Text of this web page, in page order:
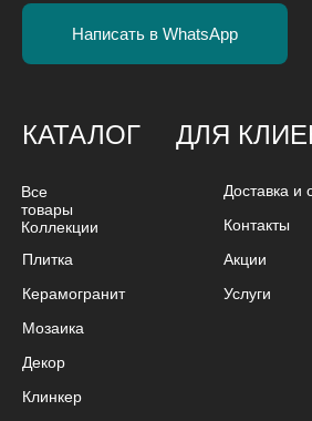
КАТАЛОГ
Плитка
Все
товары
Керамогранит
Мозаика
ДЛЯ
Доставка и
Контакты
Декор
Акции
Услуги
Клинкер
Коллекции
Написать в WhatsApp